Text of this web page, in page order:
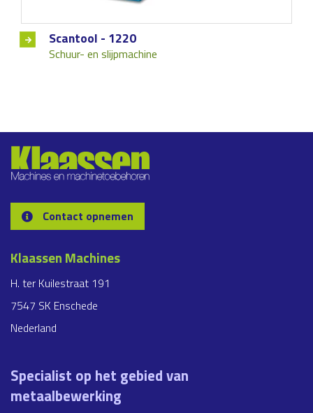
Scantool - 1220
Schuur- en slijpmachine
Contact opnemen
Klaassen Machines
H. ter Kuilestraat 191
7547 SK Enschede
Nederland
Specialist op het gebied van
metaalbewerking